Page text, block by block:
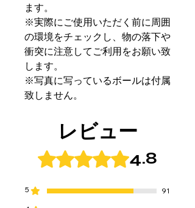
ます。
※実際にご使用いただく前に周囲
の環境をチェックし、物の落下や
衝突に注意してご利用をお願い致
します。
※写真に写っているボールは付属
致しません。
レビュー
5つ星のうち4.8と評価されています
4.8
5
91